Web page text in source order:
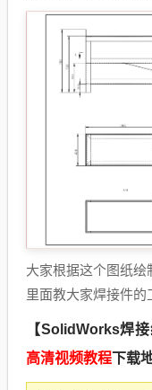
大家根据这个图纸绘
里面教大家焊接件的
【SolidWorks焊
高清视频教程下载